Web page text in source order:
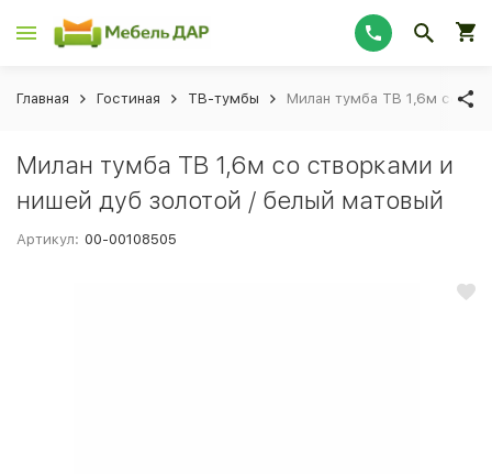
Главная Гостиная ТВ-тумбы Милан тумба ТВ 1,6м со
Милан тумба ТВ 1,6м со створками и
нишей дуб золотой / белый матовый
Артикул: 00-00108505